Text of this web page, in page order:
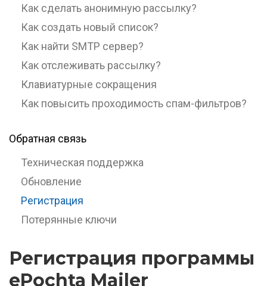
Как сделать анонимную рассылку?
Как создать новый список?
Как найти SMTP сервер?
Как отслеживать рассылку?
Клавиатурные сокращения
Как повысить проходимость спам-фильтров?
Обратная связь
Техническая поддержка
Обновление
Регистрация
Потерянные ключи
Регистрация программы
ePochta Mailer